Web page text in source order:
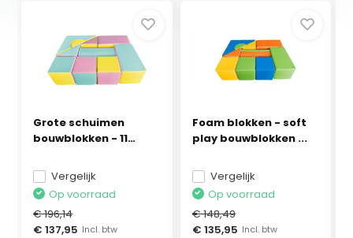
Grote schuimen
bouwblokken - 11
Vergelijk
Op voorraad
€ 196,14
€ 137,95 Incl. btw
Foam blokken - soft
play bouwblokken ...
Vergelijk
Op voorraad
€ 148,49
€ 135,95 Incl. btw